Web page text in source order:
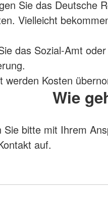
Sie das Deutsche
Vielleicht
das Sozial-Amt
werden Kosten
Wie
Sie bitte mit Ihrem
auf.